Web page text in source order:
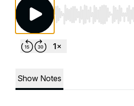
Use Left/Right to
Show Notes